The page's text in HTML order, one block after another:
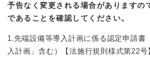
予告なく変更される場合がありますの
であることを確認してください。
1.先端設備等導入計画に係る認定申請書
入計画」含む）【法施行規則様式第22号